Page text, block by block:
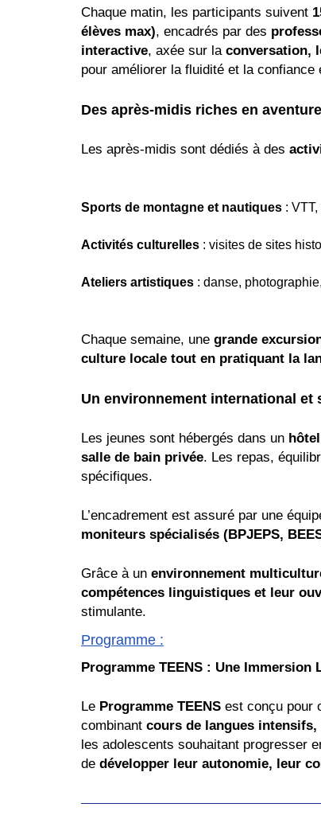
Chaque matin, les participants suivent
élèves max), encadrés par des
interactive, axée sur la conversation,
pour améliorer la fluidité et la confiance
Des après-midis riches en
Les après-midis sont dédiés à des
Sports de montagne et nautiques :
Activités culturelles : visites de sites
Ateliers artistiques : danse,
Chaque semaine, une grande
culture locale tout en pratiquant la
Un environnement international et
Les jeunes sont hébergés dans un
salle de bain privée. Les repas,
spécifiques.
L’encadrement est assuré par une
moniteurs spécialisés (BPJEPS,
Grâce à un environnement
compétences linguistiques et leur
stimulante.
Programme :
Programme TEENS : Une
Le Programme TEENS est conçu pour
combinant cours de langues
les adolescents souhaitant progresser
de développer leur autonomie, leur